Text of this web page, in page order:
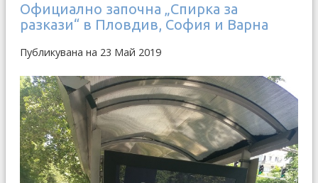
Официално започна „Спирка за
разкази“ в Пловдив, София и Варна
Публикувана на 23 Май 2019